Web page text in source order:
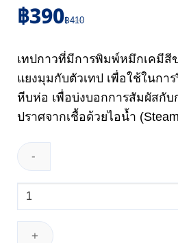
฿410
Original
price
฿410.
฿390
Current
price
฿390.
เทปกาวที่มีการพิมพ์หมึกเคมีสี
แยงมุมกับตัวเทป เพื่อใช้ในกา
หีบห่อ เพื่อบ่งบอกการสัมผัสกับ
ปราศจากเชื้อด้วยไอน้ำ
จำนวน
เทป
นึ่ง